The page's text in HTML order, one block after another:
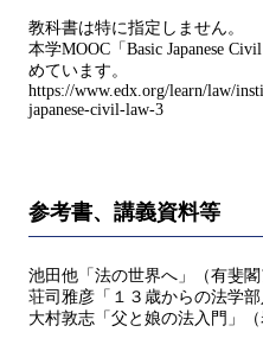
教科書は特に指定しません。
本学MOOC「Basic Japanese
めています。
https://www.edx.org/learn/law/
japanese-civil-law-3
参考書、講義資料等
池田他「法の世界へ」（有斐閣
荘司雅彦「１３歳からの法学部
大村敦志「父と娘の法入門」